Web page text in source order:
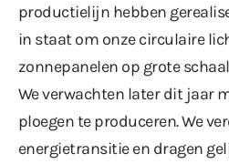
productielijn hebben
in staat om onze circulaire
zonnepanelen op grote
We verwachten later dit jaar
ploegen te produceren. We
energietransitie en dragen